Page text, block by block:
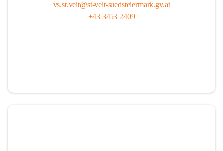
vs.st.veit@st-veit-suedsteiermark.gv.at
+43 3453 2409